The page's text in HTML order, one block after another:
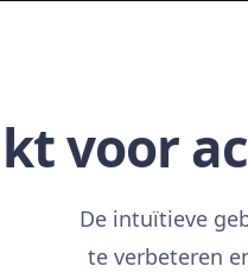
voor
De intuïtieve
te verbeteren